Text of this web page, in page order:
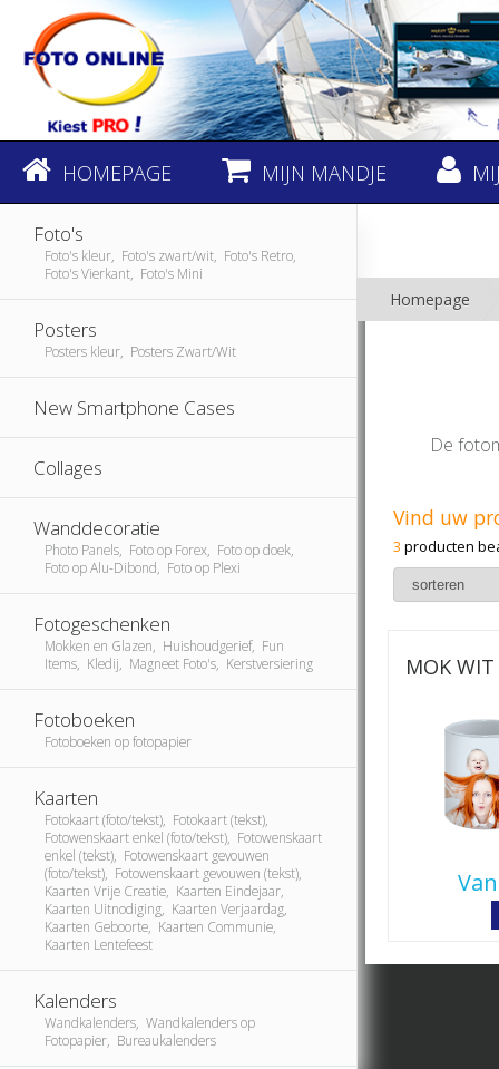
HOMEPAGE MIJN MANDJE
Foto's
Foto's kleur, Foto's zwart/wit, Foto's Retro,
Foto's Vierkant, Foto's Mini
Posters
Posters kleur, Posters Zwart/Wit
New Smartphone Cases
Collages
Wanddecoratie
Photo Panels, Foto op Forex, Foto op doek,
Foto op Alu-Dibond, Foto op Plexi
Fotogeschenken
Mokken en Glazen, Huishoudgerief, Fun
Items, Kledij, Magneet Foto's, Kerstversiering
Fotoboeken
Fotoboeken op fotopapier
Kaarten
Fotokaart (foto/tekst), Fotokaart (tekst),
Fotowenskaart enkel (foto/tekst), Fotowenskaart
enkel (tekst), Fotowenskaart gevouwen
(foto/tekst), Fotowenskaart gevouwen (tekst),
Kaarten Vrije Creatie, Kaarten Eindejaar,
Kaarten Uitnodiging, Kaarten Verjaardag,
Kaarten Geboorte, Kaarten Communie,
Kaarten Lentefeest
Kalenders
Wandkalenders, Wandkalenders op
Fotopapier, Bureaukalenders
Homepage
De
Vind uw
3 producten
MOK WIT